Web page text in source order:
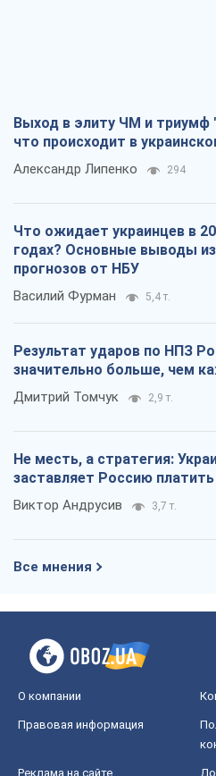
Выход в элиту ЧМ и триумф
что происходит в
Александр Липенко 294
Что ожидает украинцев в
годах? Основные выводы
прогнозов от НБУ
Василий Фурман 5,4 т.
Результат ударов по НПЗ
значительно больше, чем
Дмитрий Томчук 2,9 т.
Не месть, а стратегия:
заставляет Россию платить
Виктор Андрусив 3,7 т.
Все мнения
О компании
Правовая информация
Реклама на сайте